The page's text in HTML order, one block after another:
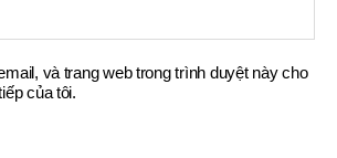
và trang web trong trình duyệt này cho
của tôi.